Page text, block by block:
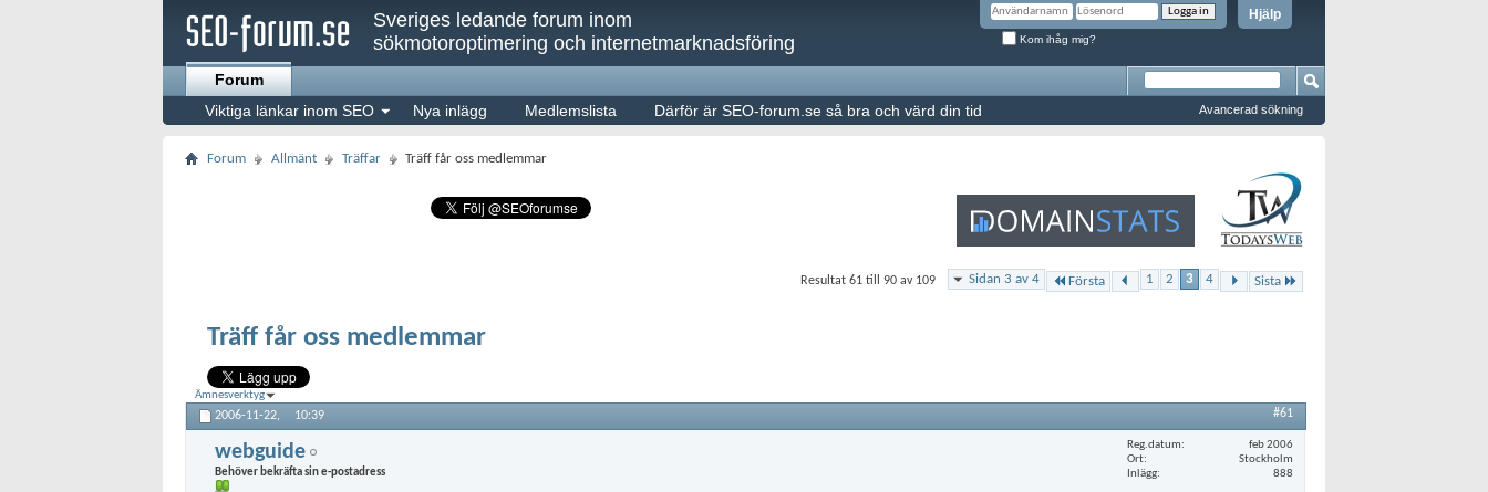
Hjälp
Kom ihåg mig?
Sveriges ledande forum inom
sökmotoroptimering och internetmarknadsföring
Forum
Viktiga länkar inom SEO
Nya inlägg Medlemslista Därför är SEO-forum.se så bra och värd din tid Avancerad sökning
Forum Allmänt Träffar Träff får oss medlemmar
Sidan 3 av 4 Första 1 2 3 4 Sista
Resultat 61 till 90 av 109
Träff får oss medlemmar
Ämnesverktyg
2006-11-22, 10:39 #61
webguide
Behöver bekräfta sin e-postadress
Reg.datum
feb 2006
Ort
Stockholm
Inlägg
888